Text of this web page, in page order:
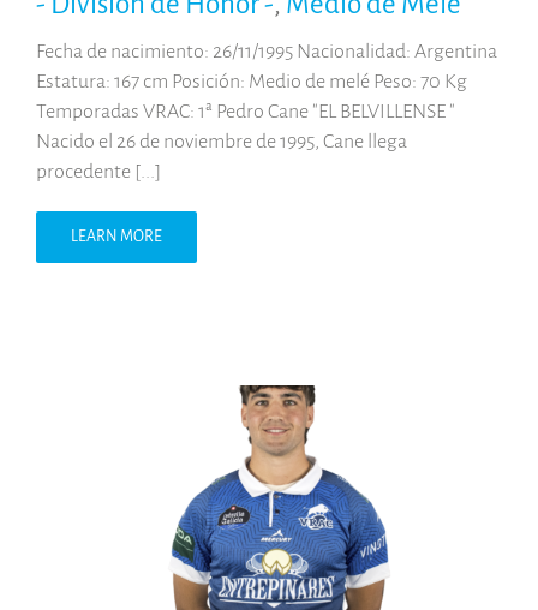
Fecha de nacimiento: 26/11/1995 Nacionalidad: Argentina
Estatura: 167 cm Posición: Medio de melé Peso: 70 Kg
Temporadas VRAC: 1ª Pedro Cane "EL BELVILLENSE "
Nacido el 26 de noviembre de 1995, Cane llega
procedente [...]
LEARN MORE